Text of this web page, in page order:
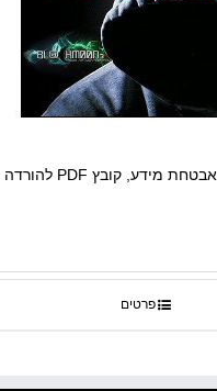
פרטים